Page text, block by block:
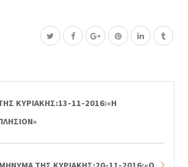
ΚΥΡΙΑΚΗΣ:13-11-2016:«Η